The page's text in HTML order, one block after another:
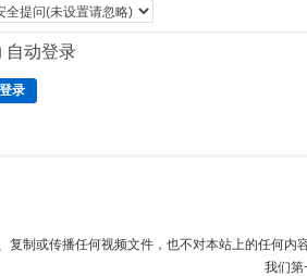
自动登录
登录
复制或传播任何视频文件，也不对本站上的任何
我们第